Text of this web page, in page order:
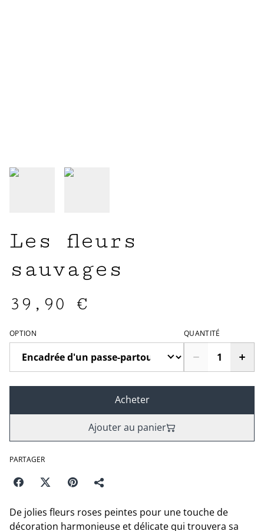
Les fleurs
sauvages
39,90 €
OPTION QUANTITÉ
Acheter
Ajouter au panier
PARTAGER
De jolies fleurs roses peintes pour une touche de
décoration harmonieuse et délicate qui trouvera sa